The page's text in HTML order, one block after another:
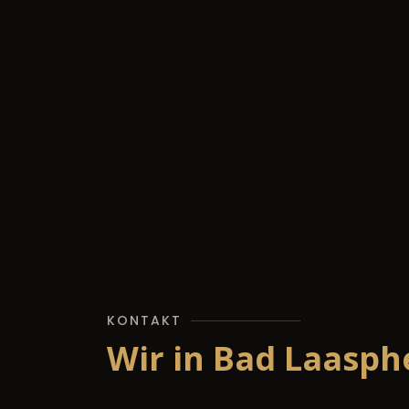
KONTAKT
Wir in Bad